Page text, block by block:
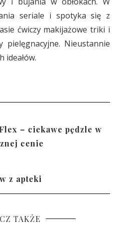
seriale i spotyka się z
ćwiczy makijażowe triki i
Nieustannie
ideałów.
– ciekawe pędzle w
cenie
z apteki
TAKŻE